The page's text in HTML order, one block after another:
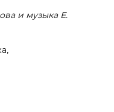
и музыка Е.